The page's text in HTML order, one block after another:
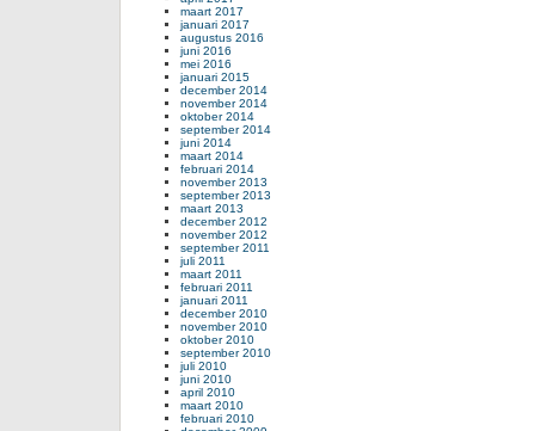
maart 2017
januari 2017
augustus 2016
juni 2016
mei 2016
januari 2015
december 2014
november 2014
oktober 2014
september 2014
juni 2014
maart 2014
februari 2014
november 2013
september 2013
maart 2013
december 2012
november 2012
september 2011
juli 2011
maart 2011
februari 2011
januari 2011
december 2010
november 2010
oktober 2010
september 2010
juli 2010
juni 2010
april 2010
maart 2010
februari 2010